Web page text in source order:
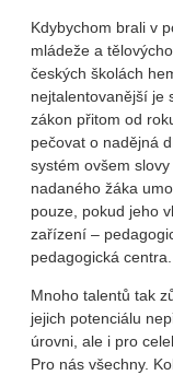
Kdybychom brali v
mládeže a
českých školách
nejtalentovanější je
zákon přitom od
pečovat o nadějná
systém ovšem
nadaného žáka
pouze, pokud jeho
zařízení –
pedagogická
Mnoho talentů tak
jejich potenciálu
úrovni, ale i pro
Pro nás všechny.